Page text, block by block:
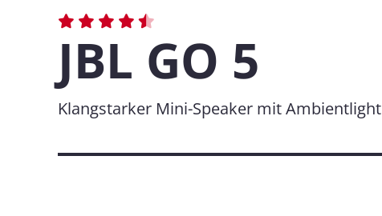
JBL GO 5
Klangstarker Mini-Speaker mit Ambientlight